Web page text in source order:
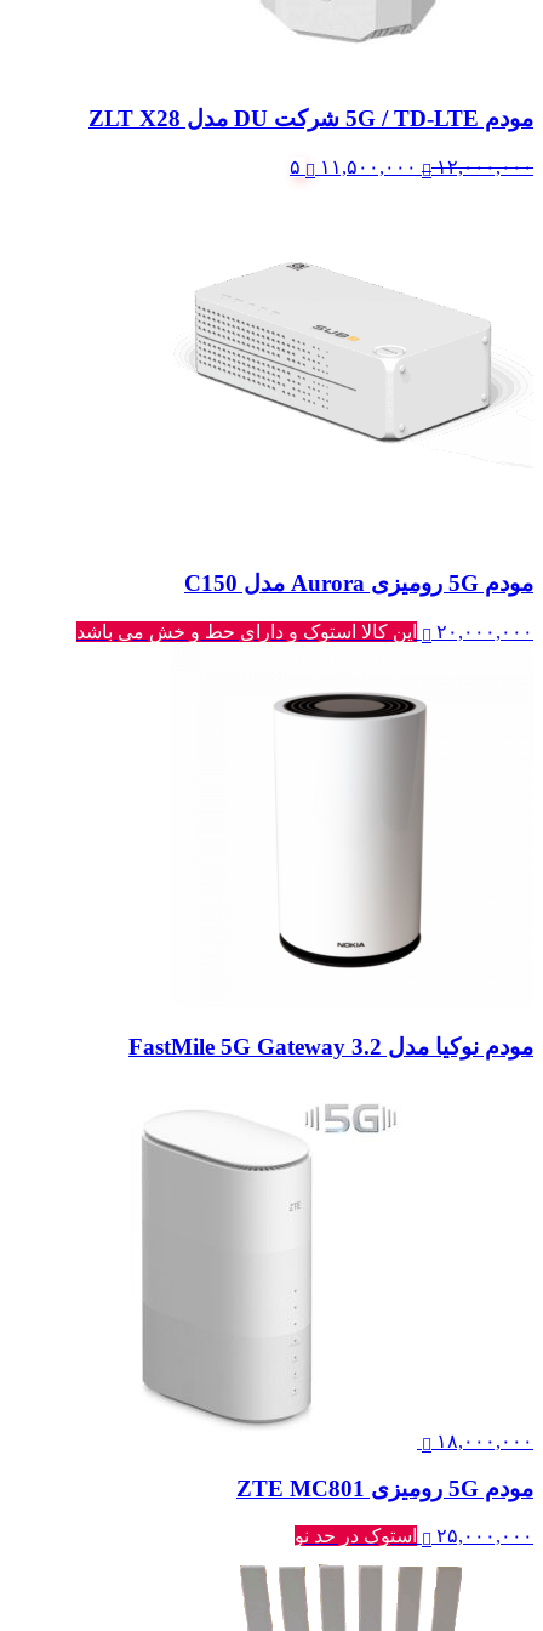
مودم 5G / TD-LTE شرکت DU مدل ZLT X28
۱۲,۰۰۰,۰۰۰
قیمت
۱۱,۵۰۰,۰۰۰
قیمت
۵
مودم 5G رومیزی Aurora مدل C150
۲۰,۰۰۰,۰۰۰ این کالا استوک و دارای حط و خش می باشد
مودم نوکیا مدل FastMile 5G Gateway 3.2
۱۸,۰۰۰,۰۰۰
مودم 5G رومیزی ZTE MC801
۲۵,۰۰۰,۰۰۰ استوک در حد نو